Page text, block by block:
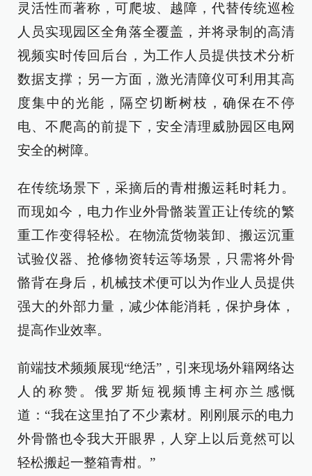
灵活性而著称，可爬坡、越障，代替传统巡检
人员实现园区全角落全覆盖，并将录制的高清
视频实时传回后台，为工作人员提供技术分析
数据支撑；另一方面，激光清障仪可利用其高
度集中的光能，隔空切断树枝，确保在不停
电、不爬高的前提下，安全清理威胁园区电网
安全的树障。
在传统场景下，采摘后的青柑搬运耗时耗力。
而现如今，电力作业外骨骼装置正让传统的繁
重工作变得轻松。在物流货物装卸、搬运沉重
试验仪器、抢修物资转运等场景，只需将外骨
骼背在身后，机械技术便可以为作业人员提供
强大的外部力量，减少体能消耗，保护身体，
提高作业效率。
前端技术频频展现“绝活”，引来现场外籍网络达
人的称赞。俄罗斯短视频博主柯亦兰感慨
道：“我在这里拍了不少素材。刚刚展示的电力
外骨骼也令我大开眼界，人穿上以后竟然可以
轻松搬起一整箱青柑。”